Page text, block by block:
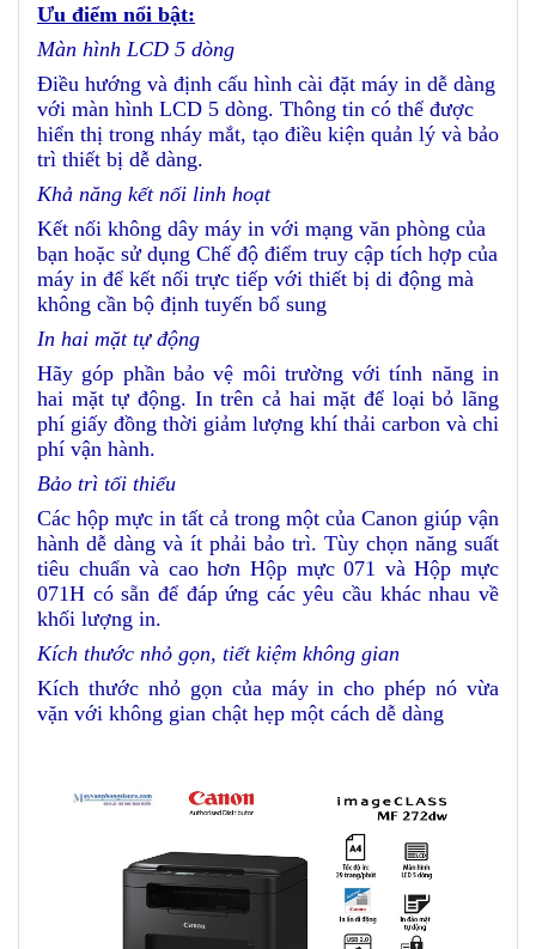
Ưu điểm nổi bật:
Màn hình LCD 5 dòng
Điều hướng và định cấu hình cài đặt máy in dễ dàng
với màn hình LCD 5 dòng. Thông tin có thể được
hiển thị trong nháy mắt, tạo điều kiện quản lý và bảo
trì thiết bị dễ dàng.
Khả năng kết nối linh hoạt
Kết nối không dây máy in với mạng văn phòng của
bạn hoặc sử dụng Chế độ điểm truy cập tích hợp của
máy in để kết nối trực tiếp với thiết bị di động mà
không cần bộ định tuyến bổ sung
In hai mặt tự động
Hãy góp phần bảo vệ môi trường với tính năng in
hai mặt tự động. In trên cả hai mặt để loại bỏ lãng
phí giấy đồng thời giảm lượng khí thải carbon và chi
phí vận hành.
Bảo trì tối thiểu
Các hộp mực in tất cả trong một của Canon giúp vận
hành dễ dàng và ít phải bảo trì. Tùy chọn năng suất
tiêu chuẩn và cao hơn Hộp mực 071 và Hộp mực
071H có sẵn để đáp ứng các yêu cầu khác nhau về
khối lượng in.
Kích thước nhỏ gọn, tiết kiệm không gian
Kích thước nhỏ gọn của máy in cho phép nó vừa
vặn với không gian chật hẹp một cách dễ dàng